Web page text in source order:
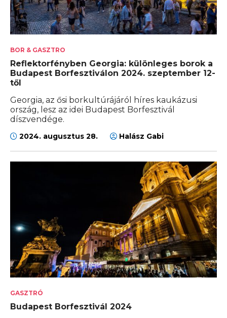
BOR & GASZTRO
Reflektorfényben Georgia: különleges borok a
Budapest Borfesztiválon 2024. szeptember 12-
től
Georgia, az ősi borkultúrájáról híres kaukázusi
ország, lesz az idei Budapest Borfesztivál
díszvendége.
2024. augusztus 28. Halász Gabi
GASZTRÓ
Budapest Borfesztivál 2024